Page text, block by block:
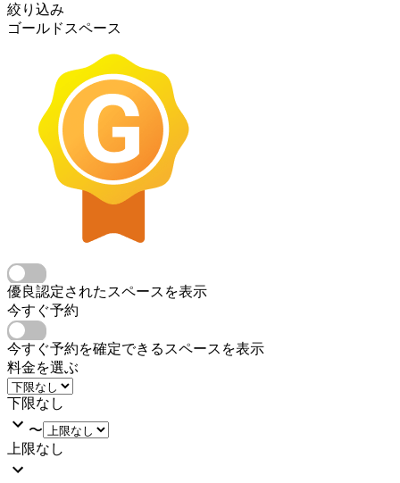
絞り込み
ゴールドスペース
優良認定されたスペースを表示
今すぐ予約
今すぐ予約を確定できるスペースを表示
料金を選ぶ
下限なし
〜
上限なし